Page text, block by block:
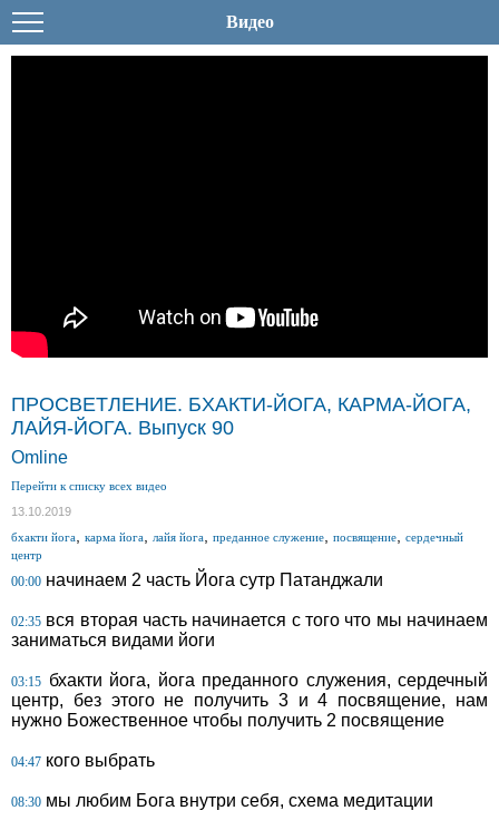
Видео
ПРОСВЕТЛЕНИЕ. БХАКТИ-ЙОГА, КАРМА-ЙОГА,
ЛАЙЯ-ЙОГА. Выпуск 90
Omline
Перейти к списку всех видео
13.10.2019
бхакти йога
карма йога лайя йога преданное служение посвящение
сердечный
центр
00:00 начинаем 2 часть Йога сутр Патанджали
02:35 вся вторая часть начинается с того что мы начинаем
заниматься видами йоги
03:15 бхакти йога, йога преданного служения, сердечный
центр, без этого не получить 3 и 4 посвящение, нам
нужно Божественное чтобы получить 2 посвящение
04:47 кого выбрать
08:30 мы любим Бога внутри себя, схема медитации